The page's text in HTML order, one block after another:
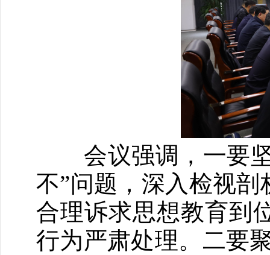
会议强调，一要坚
不”问题，深入检视
合理诉求思想教育到
行为严肃处理。二要